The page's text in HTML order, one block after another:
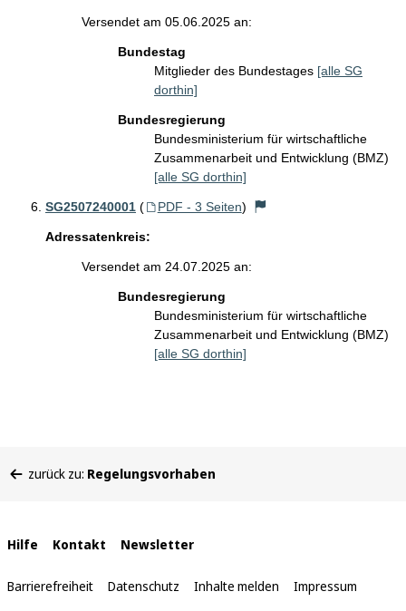
Versendet am 05.06.2025 an:
Bundestag
Mitglieder des Bundestages [alle SG
dorthin]
Bundesregierung
Bundesministerium für wirtschaftliche
Zusammenarbeit und Entwicklung (BMZ)
[alle SG dorthin]
SG2507240001 ( PDF - 3 Seiten)
Adressatenkreis:
Versendet am 24.07.2025 an:
Bundesregierung
Bundesministerium für wirtschaftliche
Zusammenarbeit und Entwicklung (BMZ)
[alle SG dorthin]
befinden
zurück zu: Regelungsvorhaben
Interne
Links
Hilfe Kontakt Newsletter
Barrierefreiheit Datenschutz Inhalte melden Impressum